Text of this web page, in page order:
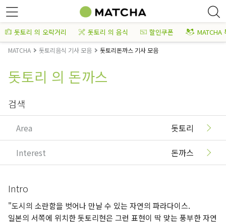
돗토리 의 오락거리 돗토리 의 음식 할인쿠폰 MATCHA
MATCHA 돗토리음식 기사 모음 돗토리돈까스 기사 모음
돗토리 의 돈까스
검색
Area 돗토리
Interest 돈까스
Intro
"도시의 소란함을 벗어나 만날 수 있는 자연의 파라다이스.
일본의 서쪽에 위치한 돗토리현은 그런 표현이 딱 맞는 풍부한 자연